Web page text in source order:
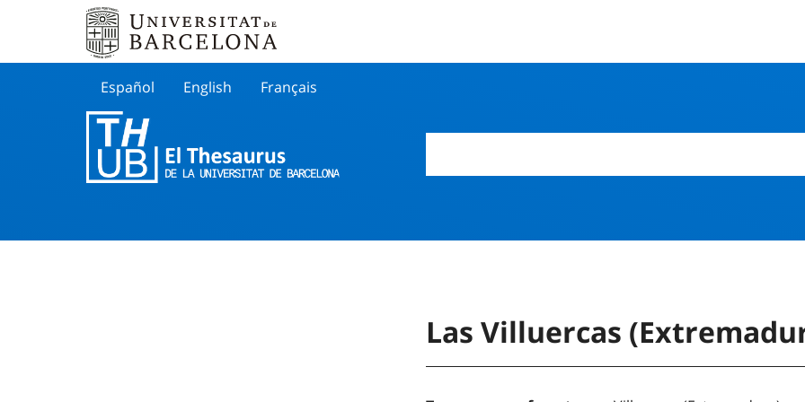
Español English Français
Las Villuercas